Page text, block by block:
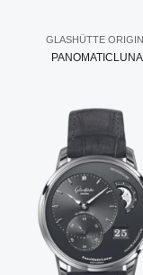
GLASHÜTTE